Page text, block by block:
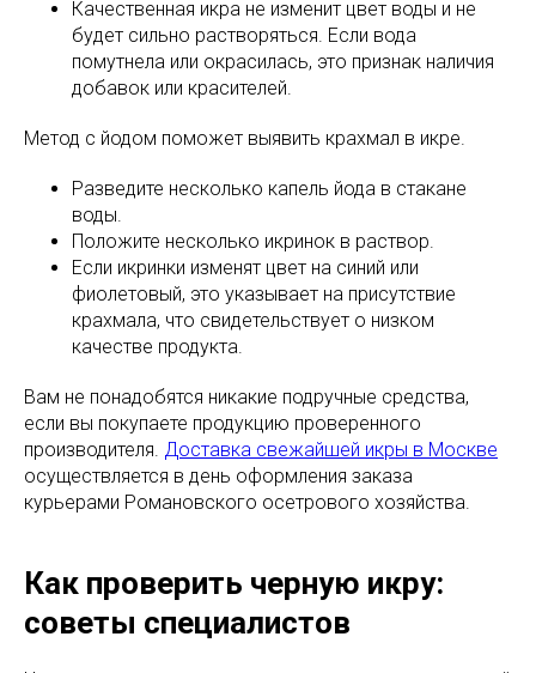
Качественная икра не изменит цвет воды и не
будет сильно растворяться. Если вода
помутнела или окрасилась, это признак наличия
добавок или красителей.
Метод с йодом поможет выявить крахмал в икре.
Разведите несколько капель йода в стакане
воды.
Положите несколько икринок в раствор.
Если икринки изменят цвет на синий или
фиолетовый, это указывает на присутствие
крахмала, что свидетельствует о низком
качестве продукта.
Вам не понадобятся никакие подручные средства,
если вы покупаете продукцию проверенного
производителя. Доставка свежайшей икры в Москве
осуществляется в день оформления заказа
курьерами Романовского осетрового хозяйства.
Как проверить черную икру:
советы специалистов